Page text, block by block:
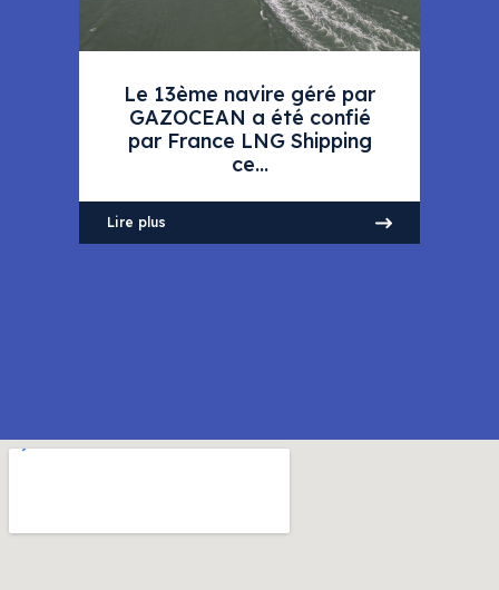
Le 13ème navire géré par
GAZOCEAN a été confié
par France LNG Shipping
ce...
Lire plus